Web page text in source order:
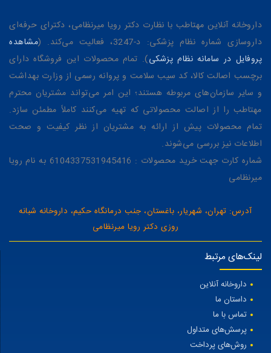
داروخانه آنلاین مهتاطب با نظارت دکتر رویا میرنظامی، دکترای حرفه‌ای
داروسازی شماره نظام پزشکی: د-3247، فعالیت می‌کند. (
مشاهده
پروفایل در سامانه نظام پزشکی). تمام محصولات این فروشگاه دارای
برچسب اصالت کالا، کد سیب سلامت و پروانه رسمی از وزارت بهداشت
و سایر سازمان‌های مربوطه هستند؛ این امر می‌تواند مشتریان محترم
مهتاطب را از اصالت محصولاتی که تهیه می‌کنند کاملاً مطمئن سازد.
تمام محصولات پیش از ارائه به مشتریان از نظر کیفیت و صحت
اطلاعات نیز بررسی می‌شوند.
شماره کارت جهت خرید محصولات : 6104337531945416 به نام رویا
میرنظامی
آدرس: تهران، شهریار، باغستان، جنب درمانگاه حکیم، داروخانه شبانه
روزی دکتر رویا میرنظامی
لینک‌های مرتبط
داروخانه آنلاین
داستان ما
تماس با ما
پرسش‌های متداول
روش‌های پرداخت